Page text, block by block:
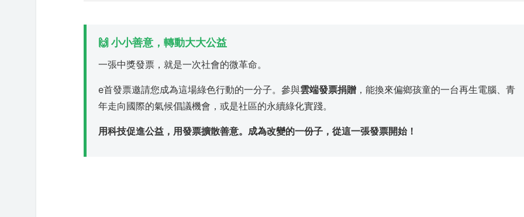
🙌 小小善意，轉動大大公益
一張中獎發票，就是一次社會的微革命。
e首發票邀請您成為這場綠色行動的一分子。參與雲端發票捐贈 ，能換來偏鄉孩童的一台再生電腦、青
年走向國際的氣候倡議機會，或是社區的永續綠化實踐。
用科技促進公益，用發票擴散善意。成為改變的一份子，從這一張發票開始！